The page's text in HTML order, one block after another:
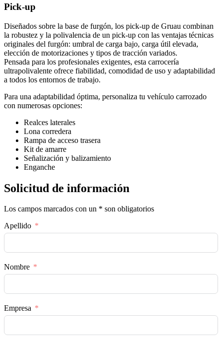
Pick-up
Diseñados sobre la base de furgón, los pick-up de Gruau combinan
la robustez y la polivalencia de un pick-up con las ventajas técnicas
originales del furgón: umbral de carga bajo, carga útil elevada,
elección de motorizaciones y tipos de tracción variados.
Pensada para los profesionales exigentes, esta carrocería
ultrapolivalente ofrece fiabilidad, comodidad de uso y adaptabilidad
a todos los entornos de trabajo.
Para una adaptabilidad óptima, personaliza tu vehículo carrozado
con numerosas opciones:
Realces laterales
Lona corredera
Rampa de acceso trasera
Kit de amarre
Señalización y balizamiento
Enganche
Solicitud de información
Los campos marcados con un * son obligatorios
Apellido
Nombre
Empresa